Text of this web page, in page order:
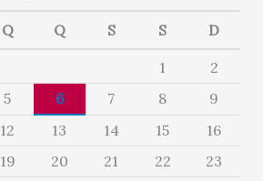
Q Q S S D
1
2
5 6 7 8
9
12 13 14 15
16
19 20 21 22
23